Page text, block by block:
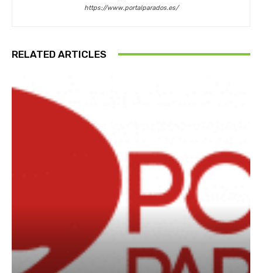
https://www.portalparados.es/
RELATED ARTICLES